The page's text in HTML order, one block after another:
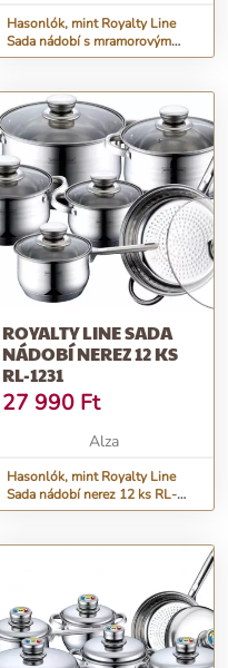
Hasonlók, mint Royalty Line
Sada nádobí s mramorovým
povrchem 14 ks CLICK SYSTÉM
ROYALTY LINE SADA
NÁDOBÍ NEREZ 12 KS
RL-1231
27 990 Ft
Alza
Hasonlók, mint Royalty Line
Sada nádobí nerez 12 ks RL-
1231